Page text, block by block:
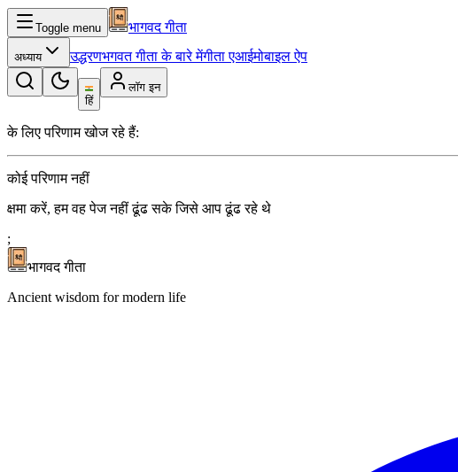
Toggle menu भागवद गीता
अध्याय उद्धरणभगवत गीता के बारे मेंगीता एआईमोबाइल ऐप
हिं
लॉग इन
के लिए परिणाम खोज रहे हैं:
कोई परिणाम नहीं
क्षमा करें, हम वह पेज नहीं ढूंढ सके जिसे आप ढूंढ रहे थे
;
भागवद गीता
Ancient wisdom for modern life